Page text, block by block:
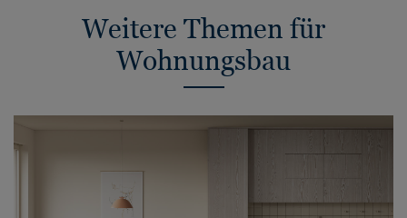
Weitere Themen für
Wohnungsbau